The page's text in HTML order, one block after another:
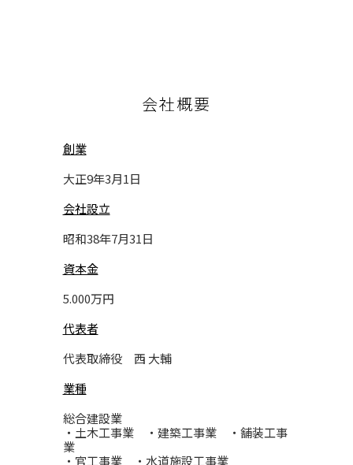
会社概要
創業
大正9年3月1日
会社設立
昭和38年7月31日
資本金
5.000万円
代表者
代表取締役 西 大輔
業種
総合建設業
・土木工事業 ・建築工事業 ・舗装工事
業
・官工事業 ・水道施設工事業